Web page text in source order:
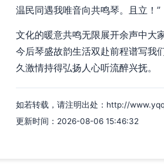
温民同遇我唯音向共鸣琴。且立！”
文化的暖意共鸣无限展开余声中大
今后琴盛故韵生活双赴前程谱写我
久激情持得弘扬人心听流醉兴抚。
如若转载，请注明出处：http://
更新时间：2026-08-06 15:46:32